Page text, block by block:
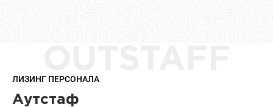
ЛИЗИНГ ПЕРСОНАЛА
Аутстаф